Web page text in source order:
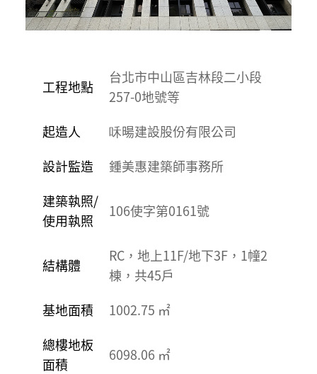
工程地點
台北市中山區吉林段二小段
257-0地號等
起造人
咊暘建設股份有限公司
設計監造
鍾美惠建築師事務所
建築執照/
使用執照
106使字第0161號
結構體
RC，地上11F/地下3F，1幢2
棟，共45戶
基地面積
1002.75 ㎡
總樓地板
面積
6098.06 ㎡